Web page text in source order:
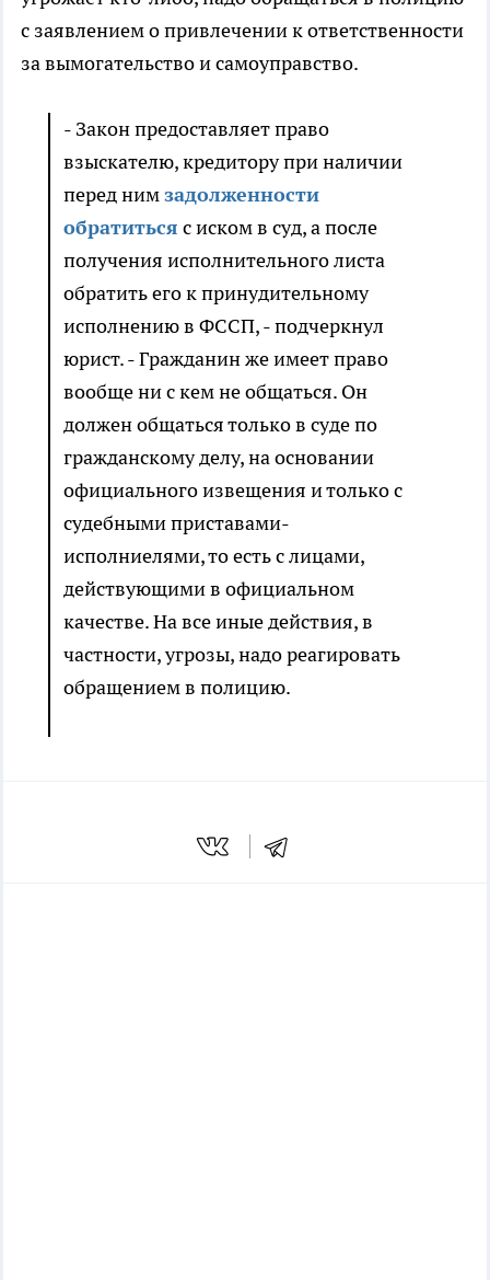
с заявлением о привлечении к ответственности
за вымогательство и самоуправство.
- Закон предоставляет право
взыскателю, кредитору при наличии
перед нимзадолженности
обратиться с иском в суд, а после
получения исполнительного листа
обратить его к принудительному
исполнению в ФССП, - подчеркнул
юрист. - Гражданин же имеет право
вообще ни с кем не общаться. Он
должен общаться только в суде по
гражданскому делу, на основании
официального извещения и только с
судебными приставами-
исполниелями, то есть с лицами,
действующими в официальном
качестве. На все иные действия, в
частности, угрозы, надо реагировать
обращением в полицию.